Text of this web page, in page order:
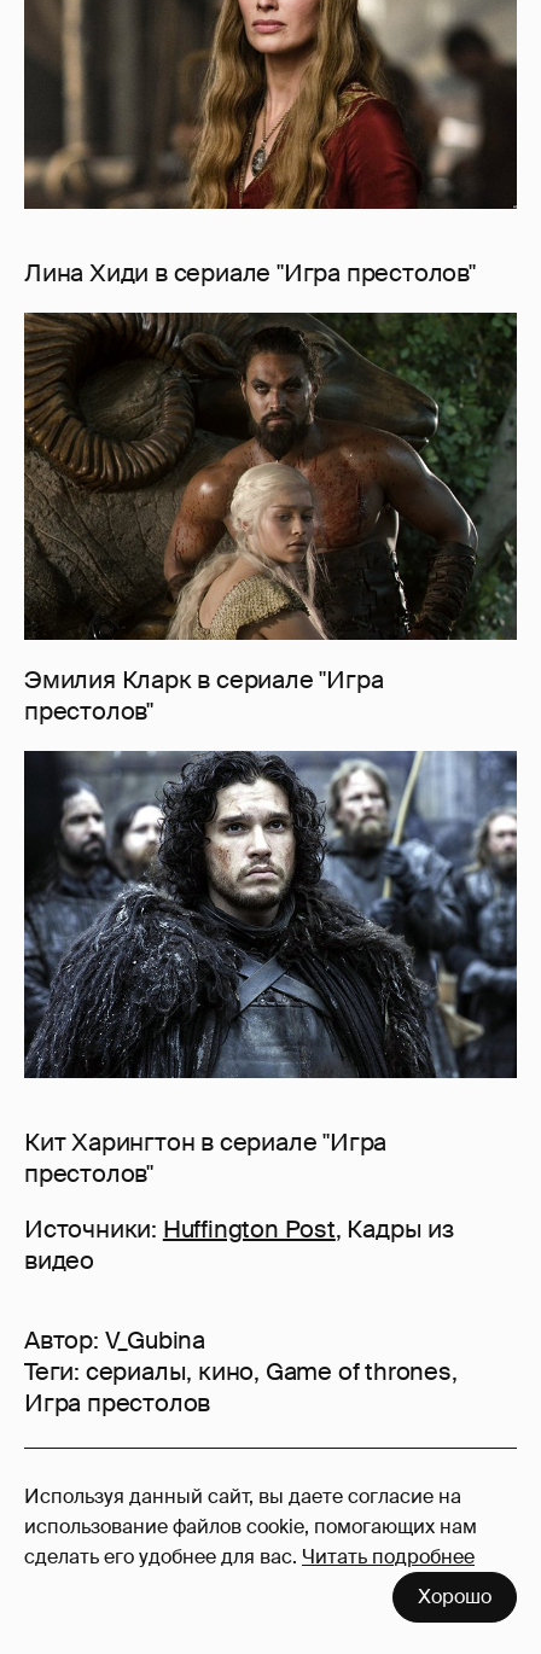
Используя данный сайт, вы даете согласие на
использование файлов cookie, помогающих нам
сделать его удобнее для вас. Читать подробнее
Хорошо
Лина Хиди в сериале "Игра престолов"
Эмилия Кларк в сериале "Игра
престолов"
Кит Харингтон в сериале "Игра
престолов"
Источники: Huffington Post, Кадры из
видео
Автор: V_Gubina
Теги: сериалы, кино, Game of thrones,
Игра престолов
19
Войдите в аккаунт, чтобы читать и
оставлять комментарии